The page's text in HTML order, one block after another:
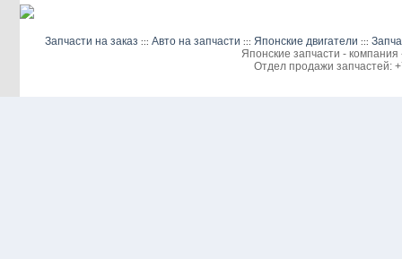
Запчасти на заказ ::: Авто на запчасти ::: Японские двигатели :::
Японские запчасти -
Отдел продажи запчастей: